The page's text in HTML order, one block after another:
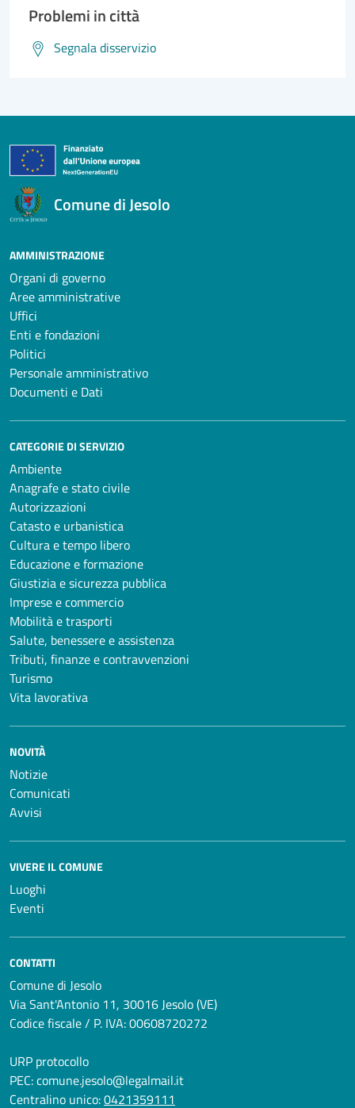
Problemi in città
Segnala disservizio
Comune di Jesolo
AMMINISTRAZIONE
Organi di governo
Aree amministrative
Uffici
Enti e fondazioni
Politici
Personale amministrativo
Documenti e Dati
CATEGORIE DI SERVIZIO
Ambiente
Anagrafe e stato civile
Autorizzazioni
Catasto e urbanistica
Cultura e tempo libero
Educazione e formazione
Giustizia e sicurezza pubblica
Imprese e commercio
Mobilità e trasporti
Salute, benessere e assistenza
Tributi, finanze e contravvenzioni
Turismo
Vita lavorativa
NOVITÀ
Notizie
Comunicati
Avvisi
VIVERE IL COMUNE
Luoghi
Eventi
CONTATTI
Comune di Jesolo
Via Sant'Antonio 11, 30016 Jesolo (VE)
Codice fiscale / P. IVA: 00608720272
URP protocollo
PEC:comune.jesolo@legalmail.it
Centralino unico:0421359111